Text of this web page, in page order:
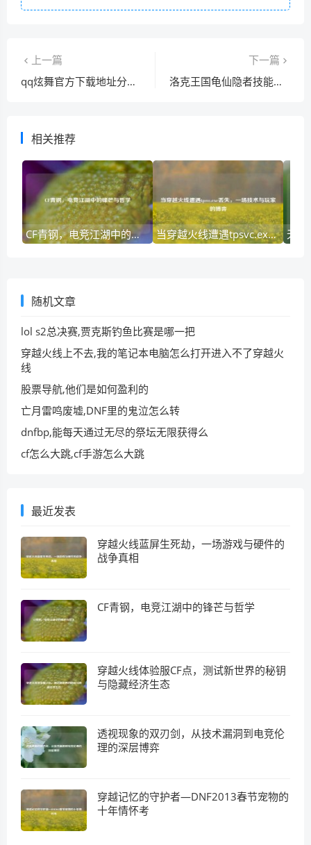
上一篇
qq炫舞官方下载地址分享，安卓苹果都能玩！
下一篇
洛克王国龟仙隐者技能怎么配？这样搭配让它更强！
相关推荐
CF青钢，电竞江湖中的锋芒与哲学 当穿越火线遭遇tpsvc.exe丢失，一场技术与玩家的博弈
随机文章
lol s2总决赛,贾克斯钓鱼比赛是哪一把
穿越火线上不去,我的笔记本电脑怎么打开进入不了穿越火
线
股票导航,他们是如何盈利的
亡月雷鸣废墟,DNF里的鬼泣怎么转
dnfbp,能每天通过无尽的祭坛无限获得么
cf怎么大跳,cf手游怎么大跳
最近发表
穿越火线蓝屏生死劫，一场游戏与硬件的
战争真相
CF青钢，电竞江湖中的锋芒与哲学
穿越火线体验服CF点，测试新世界的秘钥
与隐藏经济生态
透视现象的双刃剑，从技术漏洞到电竞伦
理的深层博弈
穿越记忆的守护者—DNF2013春节宠物的
十年情怀考